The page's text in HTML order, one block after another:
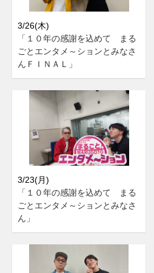
3/26(木)
「１０年の感謝を込めて まる
ごとエンタメ～ションとみなさ
んＦＩＮＡＬ」
3/23(月)
「１０年の感謝を込めて まる
ごとエンタメ～ションとみなさ
ん」